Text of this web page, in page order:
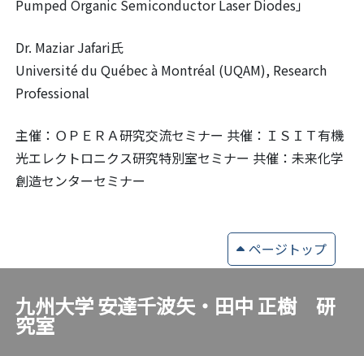
Pumped Organic Semiconductor Laser Diodes」
Dr. Maziar Jafari氏
Université du Québec à Montréal (UQAM), Research
Professional
主催：ＯＰＥＲＡ研究交流セミナー 共催：ＩＳＩＴ有機
光エレクトロニクス研究特別室セミナー 共催：未来化学
創造センターセミナー
ページトップ
九州大学 安達千波矢・田中 正樹 研
究室